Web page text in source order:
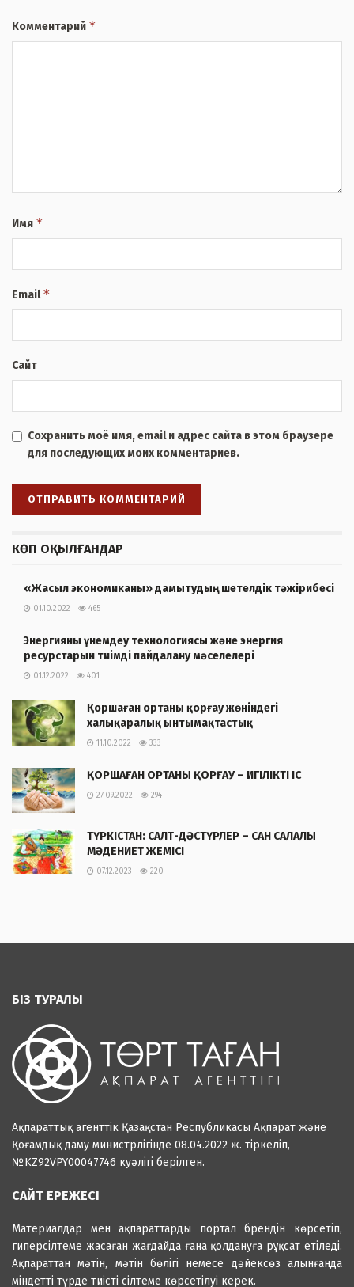
Комментарий *
Имя *
Email*
Сайт
Сохранить моё имя, email и адрес сайта в этом браузере
для последующих моих комментариев.
КӨП ОҚЫЛҒАНДАР
«Жасыл экономиканы» дамытудың шетелдік тәжірибесі
01.10.2022 465
Энергияны үнемдеу технологиясы және энергия
ресурстарын тиімді пайдалану мәселелері
01.12.2022 401
Қоршаған ортаны қорғау жөніндегі
халықаралық ынтымақтастық
11.10.2022 333
ҚОРШАҒАН ОРТАНЫ ҚОРҒАУ – ИГІЛІКТІ ІС
27.09.2022 294
ТҮРКІСТАН: САЛТ-ДӘСТҮРЛЕР – САН САЛАЛЫ
МӘДЕНИЕТ ЖЕМІСІ
07.12.2023 220
БІЗ ТУРАЛЫ
Ақпараттық агенттік Қазақстан Республикасы Ақпарат және
Қоғамдық даму министрлігінде 08.04.2022 ж. тіркеліп,
№KZ92VPY00047746 куәлігі берілген.
САЙТ ЕРЕЖЕСІ
Материалдар мен ақпараттарды портал брендін көрсетіп,
гиперсілтеме жасаған жағдайда ғана қолдануға рұқсат етіледі.
Ақпараттан мәтін, мәтін бөлігі немесе дәйексөз алынғанда
міндетті түрде тиісті сілтеме көрсетілуі керек.